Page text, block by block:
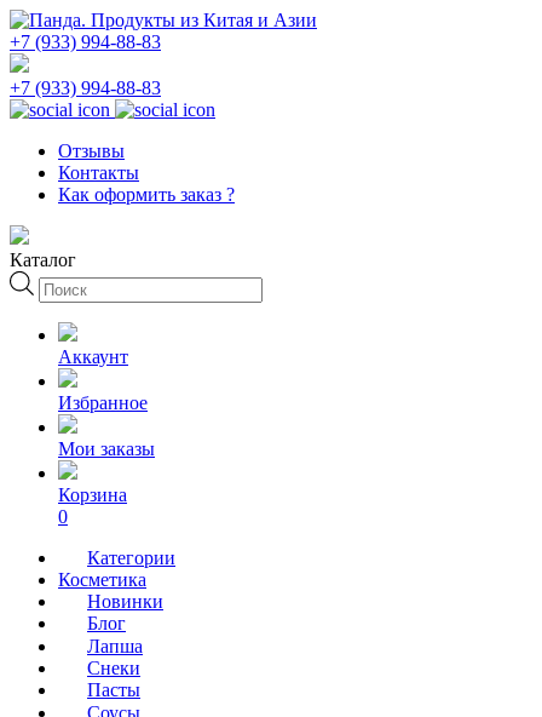
+7 (933) 994-88-83
+7 (933) 994-88-83
Отзывы
Контакты
Как оформить заказ ?
Каталог
Поиск
товаров
Аккаунт
Избранное
Мои заказы
Корзина
0
Категории
Косметика
Новинки
Блог
Лапша
Снеки
Пасты
Соусы